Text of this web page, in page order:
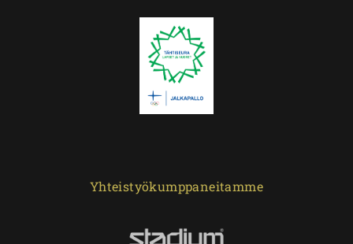
Yhteistyökumppaneitamme